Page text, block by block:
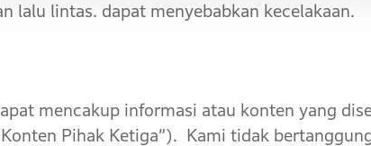
lalu lintas. dapat menyebabkan kecelakaan.
mencakup informasi atau konten yang
Pihak Ketiga”). Kami tidak